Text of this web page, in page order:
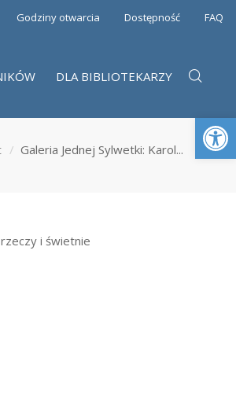
Godziny otwarcia Dostępność FAQ
DLA BIBLIOTEKARZY
Galeria Jednej Sylwetki: Karol...
i świetnie